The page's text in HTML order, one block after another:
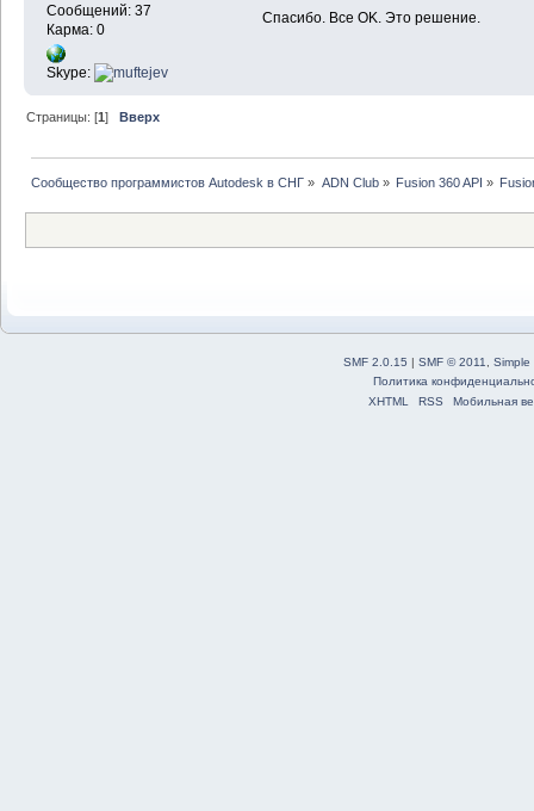
Сообщений: 37
Карма: 0
Skype:
Спасибо. Все OK. Это решение.
Страницы: [1]Вверх
Сообщество программистов Autodesk в СНГ » ADN Club» Fusion 360 API »
SMF 2.0.15 | SMF © 2011
Simple
Политика
XHTML
RSS Мобильная